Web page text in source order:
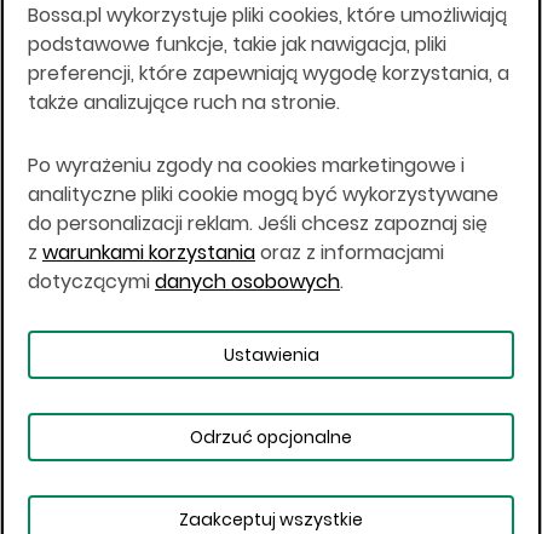
Wszelkie informacje na niniejszej stronie w tym
informacje o produktach inwestycyjnych nie są
kierowane do osób mających miejsce
zamieszkania lub pobytu w Stanach
Japonii, ani w dowolnej innej jurysdykcji, w której
taki materiał byłby sprzeczny z prawem lub w
których zgodne z prawem nabycie produktów
inwestycyjnych nie jest możliwe lub w której nie
jest możliwe złożenie oferty. Prawa obowiązujące
w danej jurysdykcji określają, czy jest możliwe
nabycie poszczególnych produktów
Copyright © 2026 BOŚ | BOSSA.PL
Warunki korzystania
Dane osobowe
Bossa.pl wykorzystuje pliki cookies, które umożliwiają
podstawowe funkcje, takie jak nawigacja, pliki
preferencji, które zapewniają wygodę korzystania, a
także analizujące ruch na stronie.
Po wyrażeniu zgody na cookies marketingowe i
analityczne pliki cookie mogą być wykorzystywane
do personalizacji reklam. Jeśli chcesz zapoznaj się
z warunkami korzystaniaoraz z informacjami
dotyczącymidanych osobowych.
Ustawienia
Odrzuć opcjonalne
Zaakceptuj wszystkie